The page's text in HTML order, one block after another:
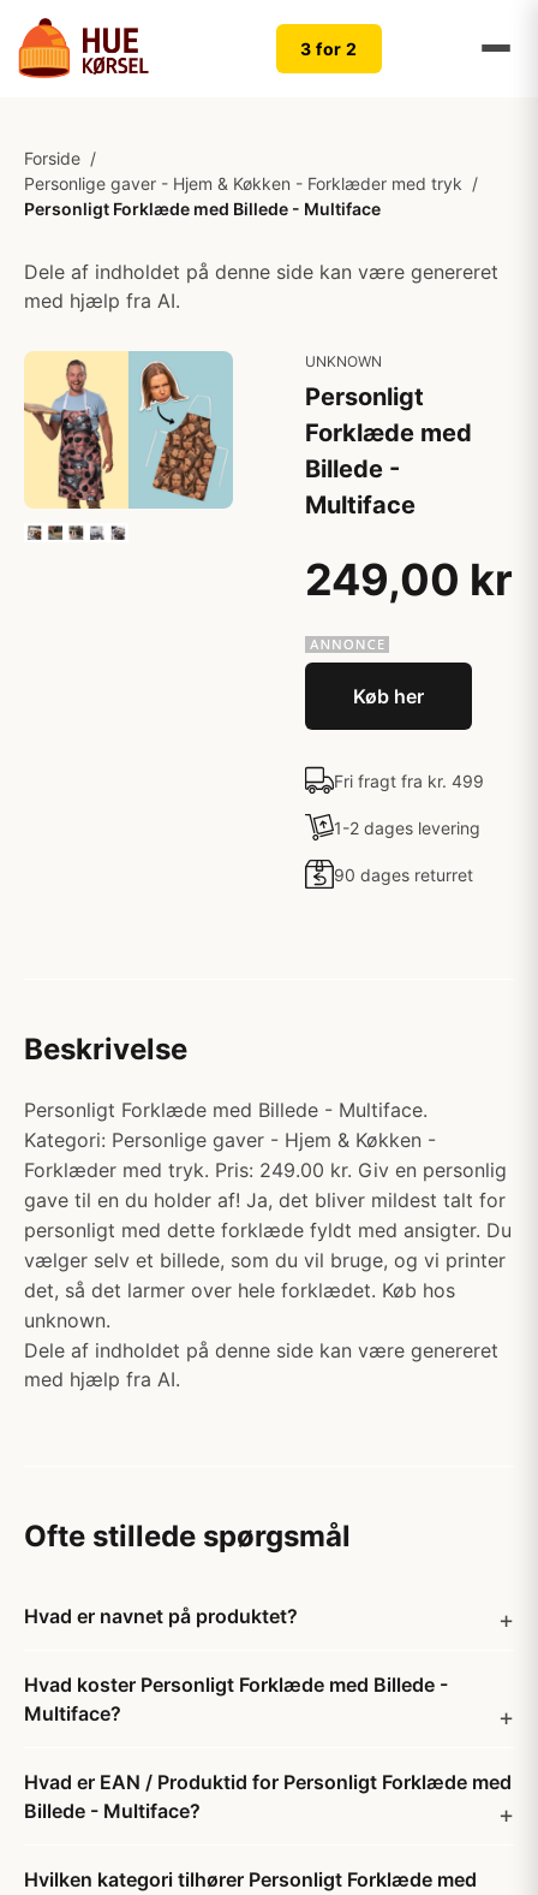
3 for 2
Forside /
Personlige gaver - Hjem & Køkken - Forklæder med tryk /
Personligt Forklæde med Billede - Multiface
Dele af indholdet på denne side kan være genereret
med hjælp fra AI.
UNKNOWN
Personligt
Forklæde med
Billede -
Multiface
249,00 kr
Køb her
Fri fragt fra kr. 499
1-2 dages levering
90 dages returret
Beskrivelse
Personligt Forklæde med Billede - Multiface.
Kategori: Personlige gaver - Hjem & Køkken -
Forklæder med tryk. Pris: 249.00 kr. Giv en personlig
gave til en du holder af! Ja, det bliver mildest talt for
personligt med dette forklæde fyldt med ansigter. Du
vælger selv et billede, som du vil bruge, og vi printer
det, så det larmer over hele forklædet. Køb hos
unknown.
Dele af indholdet på denne side kan være genereret
med hjælp fra AI.
Ofte stillede spørgsmål
Hvad er navnet på produktet?
Hvad koster Personligt Forklæde med Billede -
Multiface?
Hvad er EAN / Produktid for Personligt Forklæde med
Billede - Multiface?
Hvilken kategori tilhører Personligt Forklæde med